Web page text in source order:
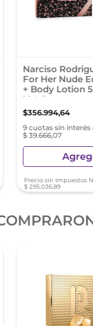
Narciso
For Her Nude
+ Body Lotion
10 Ml
$356.994,64
9 cuotas sin interés
$ 39.666,07
Precio sin Impuestos
$ 295.036,89